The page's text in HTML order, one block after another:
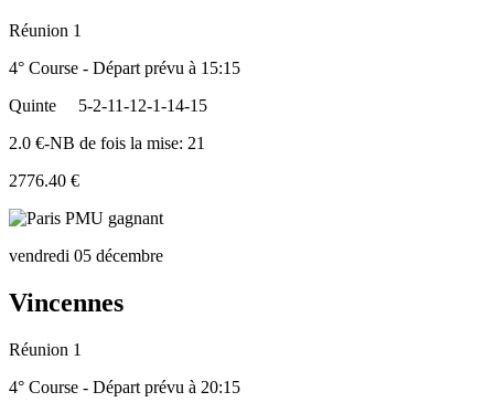
Réunion 1
4° Course - Départ prévu à 15:15
Quinte
5-2-11-12-1-14-15
2.0 €-NB de fois la mise: 21
2776.40 €
vendredi 05 décembre
Vincennes
Réunion 1
4° Course - Départ prévu à 20:15